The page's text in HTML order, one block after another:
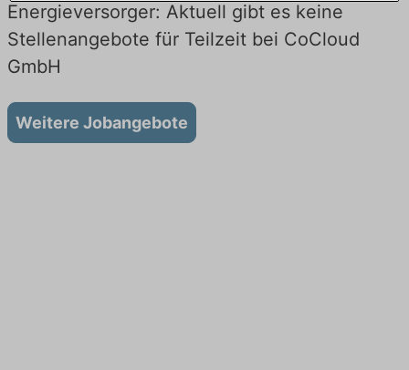
Energieversorger: Aktuell gibt es keine
Stellenangebote für Teilzeit bei CoCloud
GmbH
Weitere Jobangebote